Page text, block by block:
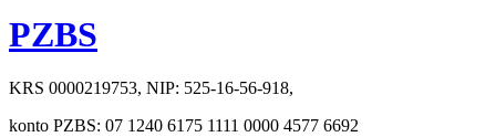
PZBS
KRS 0000219753, NIP: 525-16-56-918,
konto PZBS: 07 1240 6175 1111 0000 4577 6692